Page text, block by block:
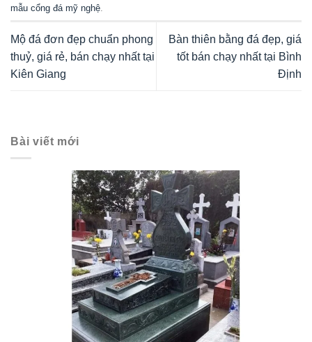
mẫu cổng đá mỹ nghệ
Mộ đá đơn đẹp chuẩn phong
thuỷ, giá rẻ, bán chạy nhất tại
Kiên Giang
Bàn thiên bằng đá đẹp, giá
tốt bán chạy nhất tại Bình
Định
Bài viết mới